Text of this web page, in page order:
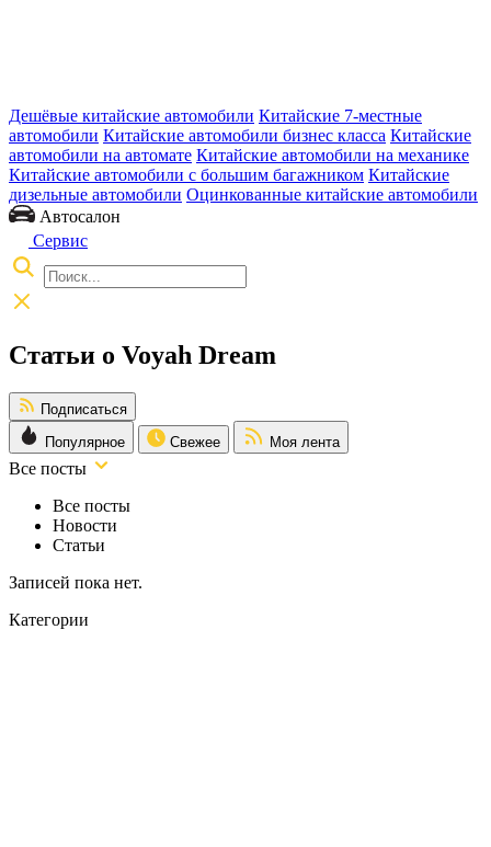
Дешёвые китайские автомобили Китайские 7-местные
автомобили Китайские автомобили бизнес класса Китайские
автомобили на автомате Китайские автомобили на механике
Китайские автомобили с большим багажником Китайские
дизельные автомобили Оцинкованные китайские автомобили
Автосалон
Сервис
Статьи о Voyah Dream
Подписаться
Популярное
Свежее Моя лента
Все посты
Все посты
Новости
Статьи
Записей пока нет.
Категории